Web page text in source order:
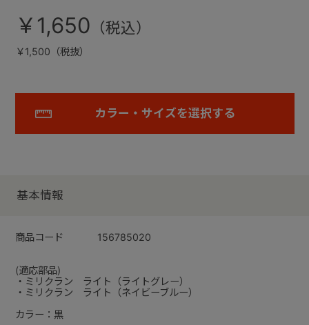
￥1,650
￥1,500（税抜）
カラー・サイズを選択する
基本情報
商品コード 156785020
(適応部品)
・ミリクラン ライト（ライトグレー）
・ミリクラン ライト（ネイビーブルー）
カラー：黒